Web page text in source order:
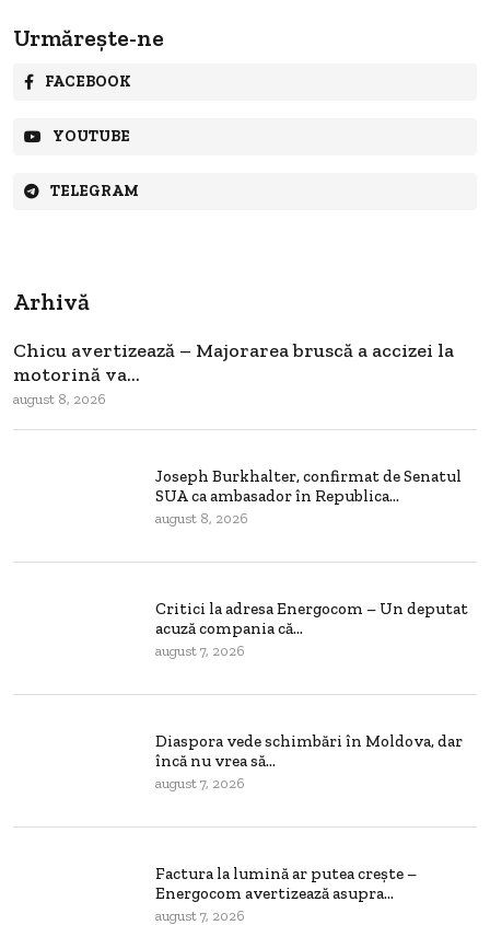
Urmărește-ne
FACEBOOK
YOUTUBE
TELEGRAM
Arhivă
Chicu avertizează – Majorarea bruscă a accizei la
motorină va...
august 8, 2026
Joseph Burkhalter, confirmat de Senatul
SUA ca ambasador în Republica...
august 8, 2026
Critici la adresa Energocom – Un deputat
acuză compania că...
august 7, 2026
Diaspora vede schimbări în Moldova, dar
încă nu vrea să...
august 7, 2026
Factura la lumină ar putea crește –
Energocom avertizează asupra...
august 7, 2026